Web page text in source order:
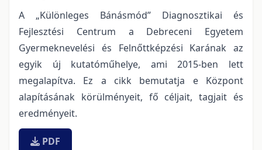
A „Különleges Bánásmód” Diagnosztikai és
Fejlesztési Centrum a Debreceni Egyetem
Gyermeknevelési és Felnőttképzési Karának az
egyik új kutatóműhelye, ami 2015-ben lett
megalapítva. Ez a cikk bemutatja e Központ
alapításának körülményeit, fő céljait, tagjait és
eredményeit.
PDF